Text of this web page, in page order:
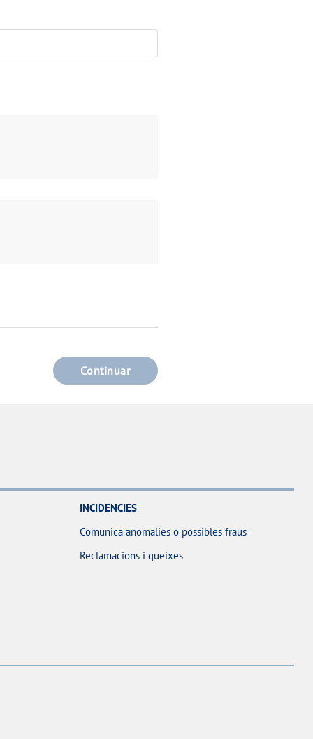
Continuar
INCIDENCIES
Comunica anomalies o possibles fraus
Reclamacions i queixes